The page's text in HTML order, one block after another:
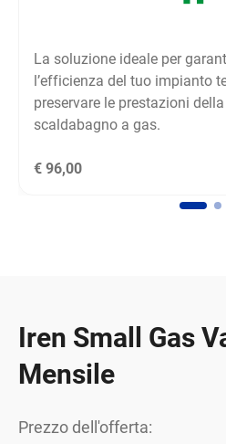
La soluzione ideale per
l’efficienza del tuo impianto
preservare le prestazioni
scaldabagno a gas.
€ 96,00
Iren Small Gas
Mensile
Prezzo dell'offerta: